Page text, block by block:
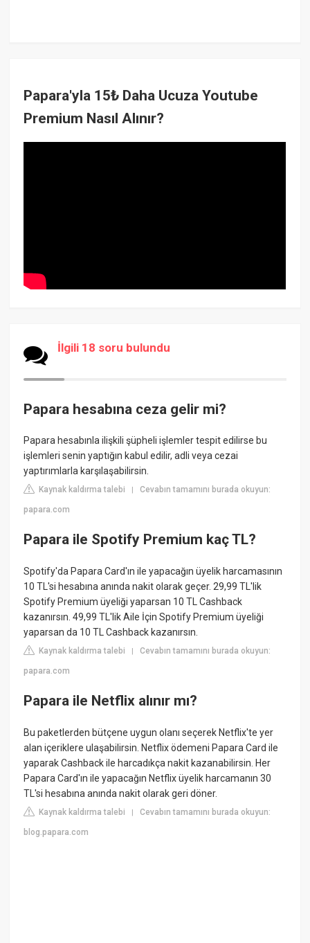
Papara'yla 15₺ Daha Ucuza Youtube
Premium Nasıl Alınır?
İlgili 18 soru bulundu
Papara hesabına ceza gelir mi?
Papara hesabınla ilişkili şüpheli işlemler tespit edilirse bu
işlemleri senin yaptığın kabul edilir, adli veya cezai
yaptırımlarla karşılaşabilirsin.
Kaynak kaldırma talebi |Cevabın tamamını burada okuyun:
papara.com
Papara ile Spotify Premium kaç TL?
Spotify'da Papara Card'ın ile yapacağın üyelik harcamasının
10 TL'si hesabına anında nakit olarak geçer. 29,99 TL'lik
Spotify Premium üyeliği yaparsan 10 TL Cashback
kazanırsın. 49,99 TL'lik Aile İçin Spotify Premium üyeliği
yaparsan da 10 TL Cashback kazanırsın.
Kaynak kaldırma talebi |Cevabın tamamını burada okuyun:
papara.com
Papara ile Netflix alınır mı?
Bu paketlerden bütçene uygun olanı seçerek Netflix'te yer
alan içeriklere ulaşabilirsin. Netflix ödemeni Papara Card ile
yaparak Cashback ile harcadıkça nakit kazanabilirsin. Her
Papara Card'ın ile yapacağın Netflix üyelik harcamanın 30
TL'si hesabına anında nakit olarak geri döner.
Kaynak kaldırma talebi |Cevabın tamamını burada okuyun:
blog.papara.com